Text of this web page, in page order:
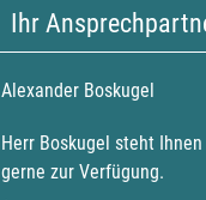
Ihr
Alexander Boskugel
Herr Boskugel steht
gerne zur Verfügung.